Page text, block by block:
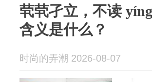
茕茕孑立，不读
含义是什么？
时尚的弄潮 2026-08-07